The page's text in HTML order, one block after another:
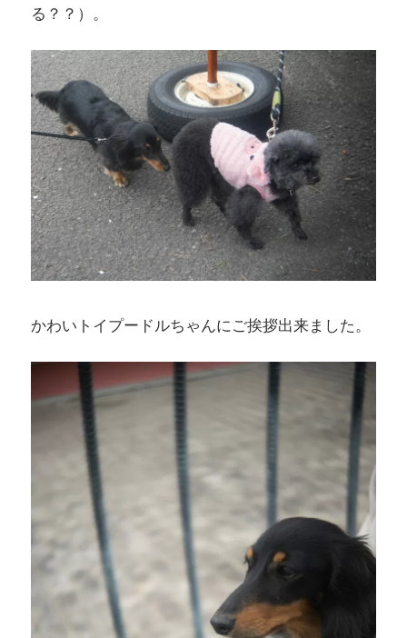
る？？）。
かわいトイプードルちゃんにご挨拶出来ました。